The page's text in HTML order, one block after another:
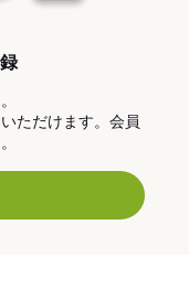
ただけます。会員